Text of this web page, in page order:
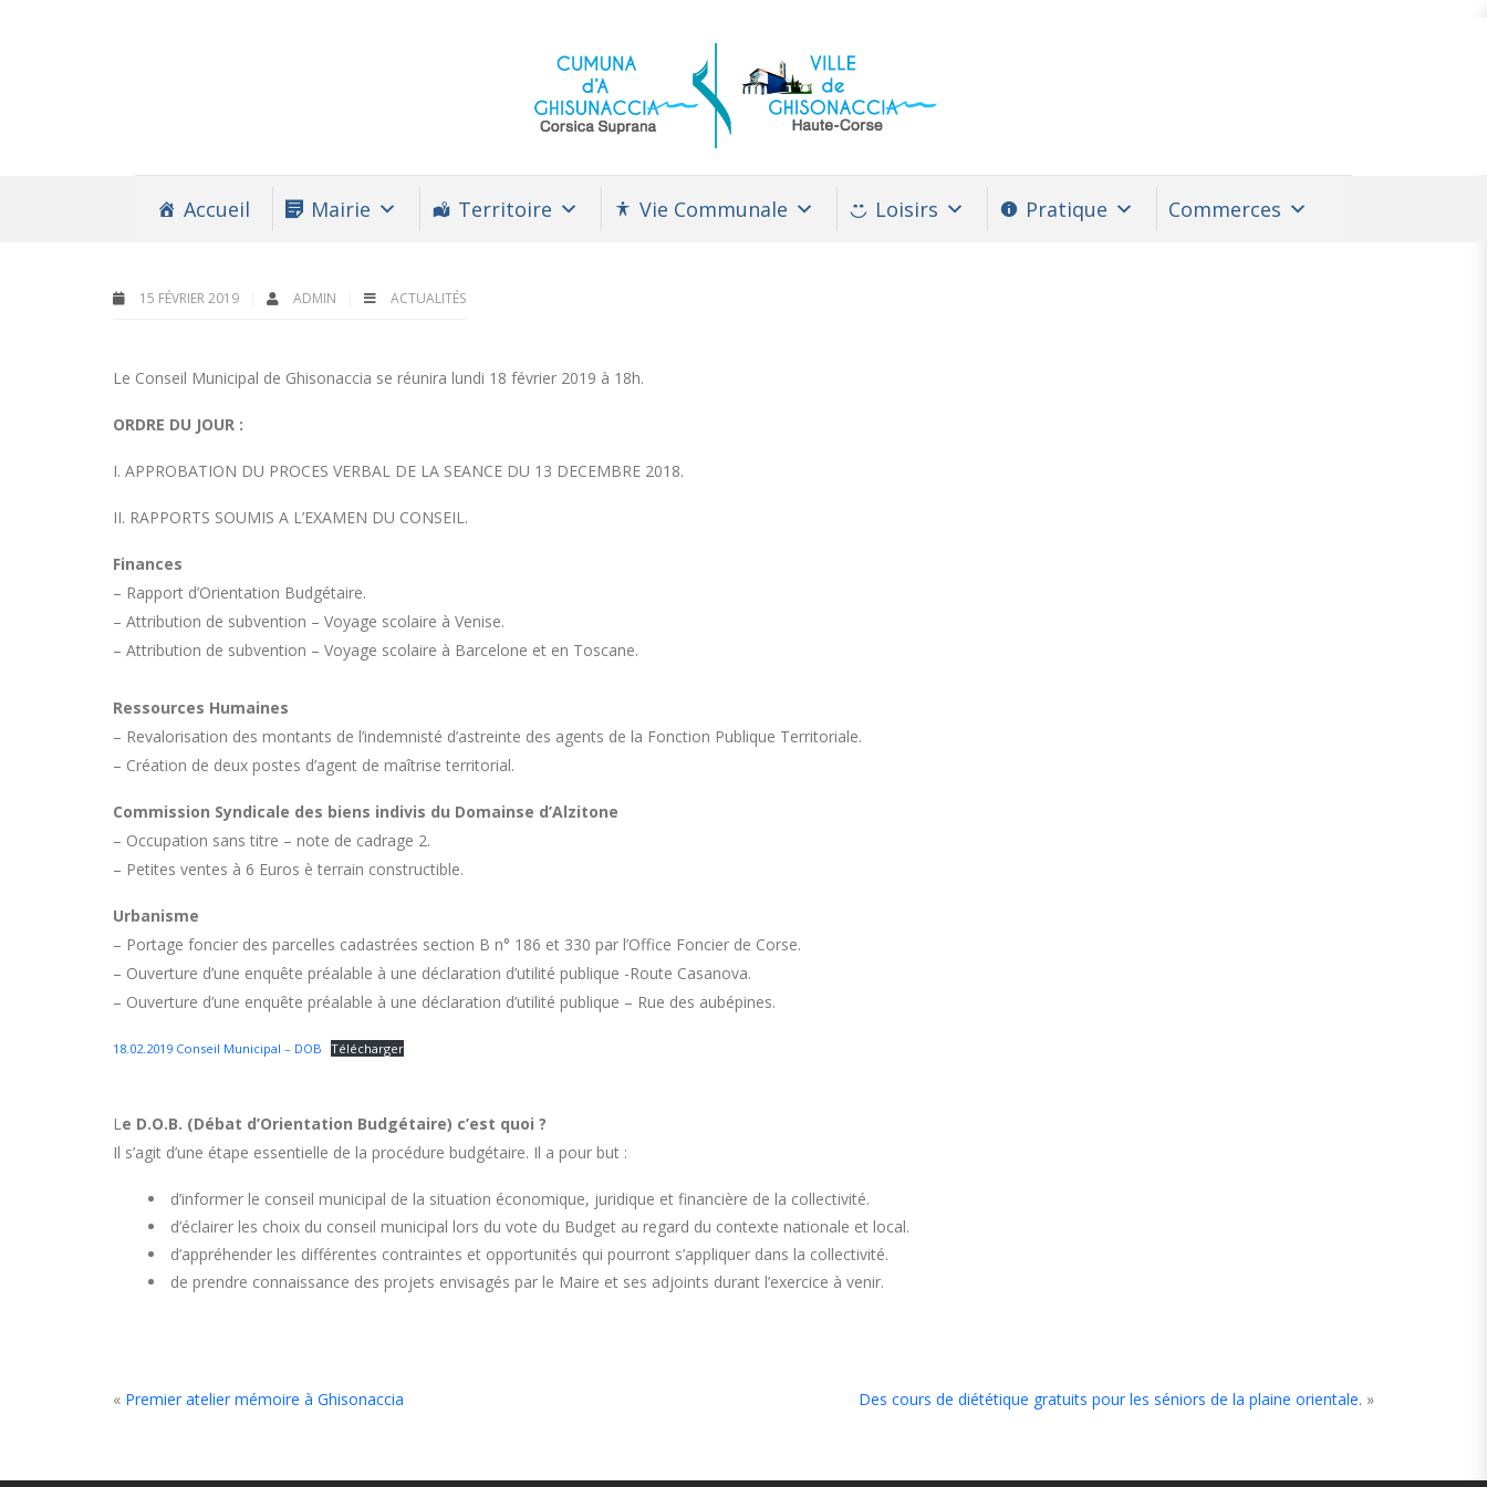
Accueil Mairie Territoire Vie Communale Loisirs Pratique Commerces
15 FÉVRIER 2019 ADMIN ACTUALITÉS
Le Conseil Municipal de Ghisonaccia se réunira lundi 18 février 2019 à 18h.
ORDRE DU JOUR :
I. APPROBATION DU PROCES VERBAL DE LA SEANCE DU 13 DECEMBRE 2018.
II. RAPPORTS SOUMIS A L’EXAMEN DU CONSEIL.
Finances
– Rapport d’Orientation Budgétaire.
– Attribution de subvention – Voyage scolaire à Venise.
– Attribution de subvention – Voyage scolaire à Barcelone et en Toscane.
Ressources Humaines
– Revalorisation des montants de l’indemnisté d’astreinte des agents de la Fonction Publique Territoriale.
– Création de deux postes d’agent de maîtrise territorial.
Commission Syndicale des biens indivis du Domainse d’Alzitone
– Occupation sans titre – note de cadrage 2.
– Petites ventes à 6 Euros è terrain constructible.
Urbanisme
– Portage foncier des parcelles cadastrées section B n° 186 et 330 par l’Office Foncier de Corse.
– Ouverture d’une enquête préalable à une déclaration d’utilité publique -Route Casanova.
– Ouverture d’une enquête préalable à une déclaration d’utilité publique – Rue des aubépines.
18.02.2019 Conseil Municipal – DOB Télécharger
Le D.O.B. (Débat d’Orientation Budgétaire) c’est quoi ?
Il s’agit d’une étape essentielle de la procédure budgétaire. Il a pour but :
d’informer le conseil municipal de la situation économique, juridique et financière de la collectivité.
d’éclairer les choix du conseil municipal lors du vote du Budget au regard du contexte nationale et local.
d’appréhender les différentes contraintes et opportunités qui pourront s’appliquer dans la collectivité.
de prendre connaissance des projets envisagés par le Maire et ses adjoints durant l’exercice à venir.
« Premier atelier mémoire à Ghisonaccia Des cours de diététique gratuits pour les séniors de la plaine orientale. »